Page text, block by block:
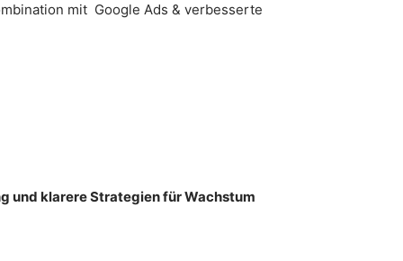
mit Google Ads & verbesserte
und klarere Strategien für Wachstum